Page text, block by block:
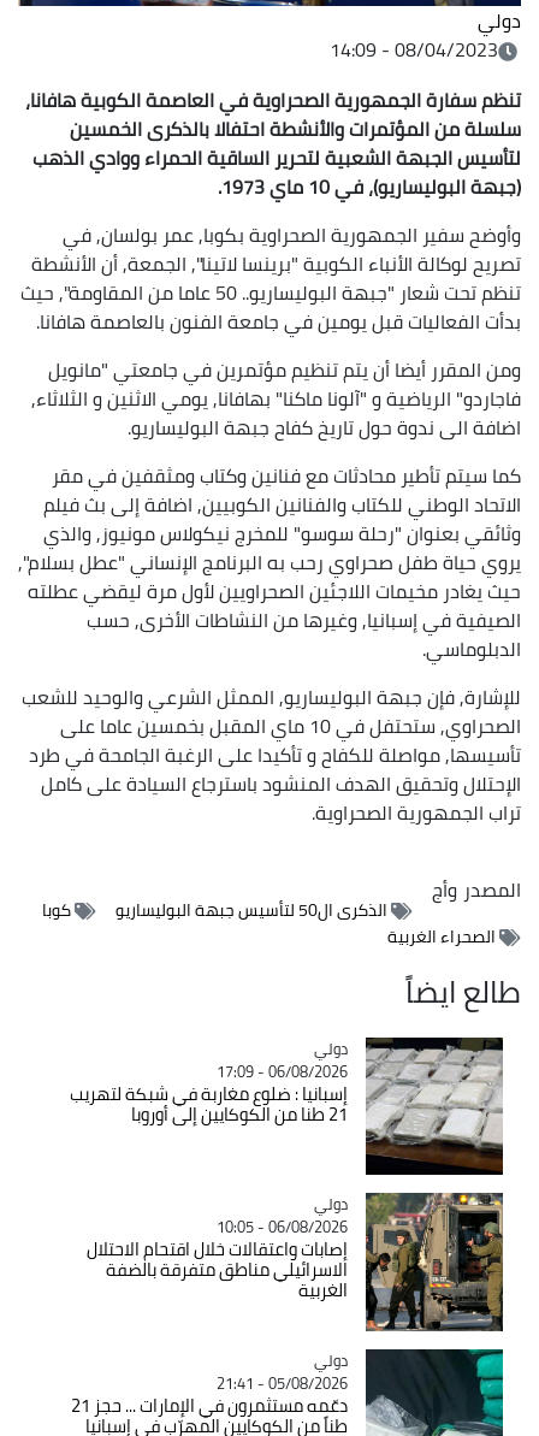
دولي
08/04/2023 - 14:09
تنظم سفارة الجمهورية الصحراوية في العاصمة الكوبية هافانا،
سلسلة من المؤتمرات والأنشطة احتفالا بالذكرى الخمسين
لتأسيس الجبهة الشعبية لتحرير الساقية الحمراء ووادي الذهب
(جبهة البوليساريو)، في 10 ماي 1973.
وأوضح سفير الجمهورية الصحراوية بكوبا, عمر بولسان, في
تصريح لوكالة الأنباء الكوبية "برينسا لاتينا", الجمعة, أن الأنشطة
تنظم تحت شعار "جبهة البوليساريو.. 50 عاما من المقاومة", حيث
بدأت الفعاليات قبل يومين في جامعة الفنون بالعاصمة هافانا.
ومن المقرر أيضا أن يتم تنظيم مؤتمرين في جامعتي "مانويل
فاجاردو" الرياضية و "آلونا ماكنا" بهافانا, يومي الاثنين و الثلاثاء,
اضافة الى ندوة حول تاريخ كفاح جبهة البوليساريو.
كما سيتم تأطير محادثات مع فنانين وكتاب ومثقفين في مقر
الاتحاد الوطني للكتاب والفنانين الكوبيين, اضافة إلى بث فيلم
وثائقي بعنوان "رحلة سوسو" للمخرج نيكولاس مونيوز, والذي
يروي حياة طفل صحراوي رحب به البرنامج الإنساني "عطل بسلام",
حيث يغادر مخيمات اللاجئين الصحراويين لأول مرة ليقضي عطلته
الصيفية في إسبانيا, وغيرها من النشاطات الأخرى, حسب
الدبلوماسي.
للإشارة, فإن جبهة البوليساريو, الممثل الشرعي والوحيد للشعب
الصحراوي, ستحتفل في 10 ماي المقبل بخمسين عاما على
تأسيسها, مواصلة للكفاح و تأكيدا على الرغبة الجامحة في طرد
الإحتلال وتحقيق الهدف المنشود باسترجاع السيادة على كامل
تراب الجمهورية الصحراوية.
المصدروأج
الذكرى ال50 لتأسيس جبهة البوليساريو
كوبا
الصحراء الغربية
طالع ايضاً
Catégorie
دولي
06/08/2026 - 17:09
إسبانيا : ضلوع مغاربة في شبكة لتهريب
21 طنا من الكوكايين إلى أوروبا
Catégorie
دولي
06/08/2026 - 10:05
إصابات واعتقالات خلال اقتحام الاحتلال
الاسرائيلي مناطق متفرقة بالضفة
الغربية
Catégorie
دولي
05/08/2026 - 21:41
دعّمه مستثمرون في الإمارات ... حجز 21
طناً من الكوكايين المهرّب في إسبانيا